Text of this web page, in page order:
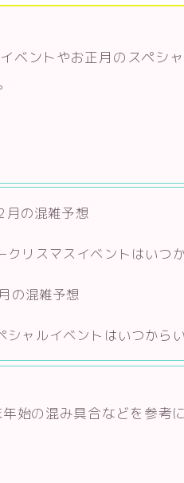
ベントやお正月のスペシ
の混雑予想
クリスマスイベントはいつ
の混雑予想
シャルイベントはいつから
始の混み具合などを参考